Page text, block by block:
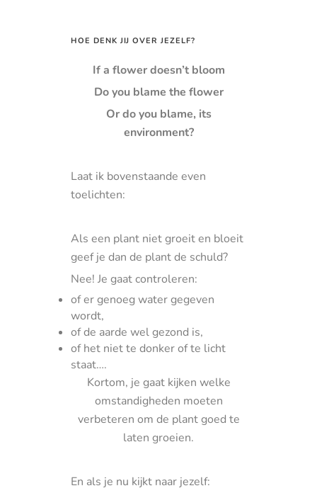
HOE DENK JIJ OVER JEZELF?
If a flower doesn’t bloom
Do you blame the flower
Or do you blame, its
environment?
Laat ik bovenstaande even
toelichten:
Als een plant niet groeit en bloeit
geef je dan de plant de schuld?
Nee! Je gaat controleren:
of er genoeg water gegeven
wordt,
of de aarde wel gezond is,
of het niet te donker of te licht
staat….
Kortom, je gaat kijken welke
omstandigheden moeten
verbeteren om de plant goed te
laten groeien.
En als je nu kijkt naar jezelf: